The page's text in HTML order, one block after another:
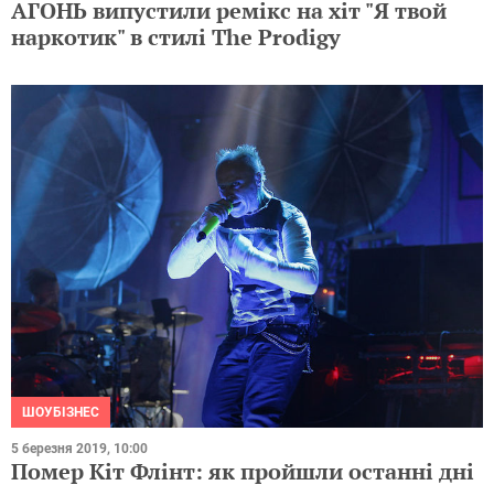
АГОНЬ випустили ремікс на хіт "Я твой
наркотик" в стилі The Prodigy
ШОУБІЗНЕС
5 березня 2019, 10:00
Помер Кіт Флінт: як пройшли останні дні